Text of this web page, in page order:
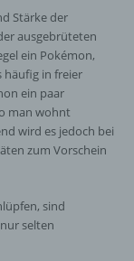
Stärke der
ausgebrüteten
ein Pokémon,
häufig in freier
ein paar
man wohnt
wird es jedoch bei
zum Vorschein
sind
selten